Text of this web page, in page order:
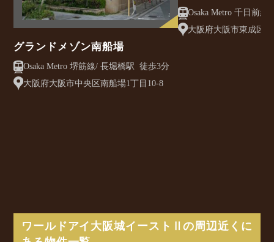
グランドメゾン南船場
Osaka Metro 堺筋線/ 長堀橋駅 徒歩3分
大阪府大阪市中央区南船場1丁目10-8
クレアスト
大阪府大阪市東成区
ワールドアイ大阪城イーストⅡの周辺近くに